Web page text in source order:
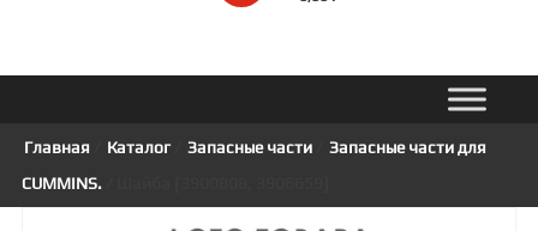
Главная Каталог/ Запасные части/
Запасные части для
CUMMINS./ Шайба [3900808, 3906659]